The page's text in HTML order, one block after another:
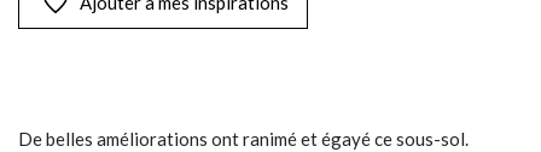
De belles améliorations ont ranimé et égayé ce sous-sol.